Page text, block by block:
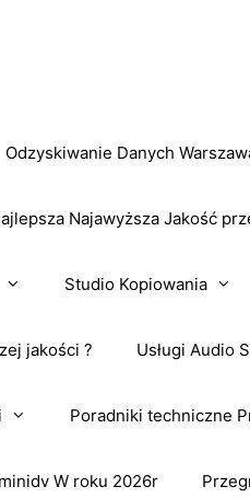
Odzyskiwanie Danych
Najawyższa Jakość
Studio Kopiowania
jakości ? Usługi Audio
Poradniki techniczne
W roku 2026r